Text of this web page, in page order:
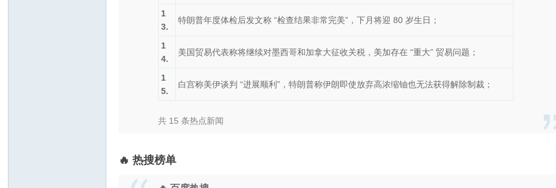
1
3.
特朗普年度体检后发文称 “检查结果非常完美”，下月将迎 80 岁生日；
1
4.
美国贸易代表称将继续对墨西哥和加拿大征收关税，美加存在 “重大” 贸易问题；
1
5.
白宫称美伊谈判 “进展顺利”，特朗普称伊朗即使放弃高浓缩铀也无法获得解除制裁；
共 15 条热点新闻
🔥 热搜榜单